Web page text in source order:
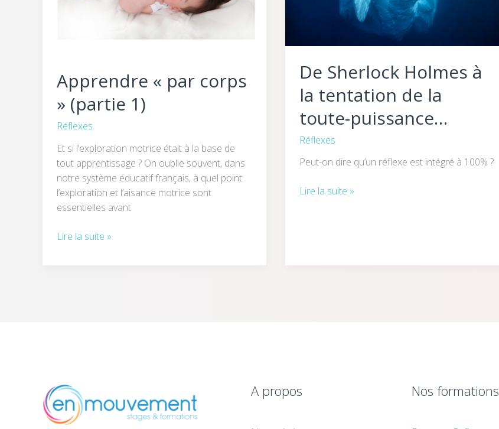
Apprendre « par corps
» (partie 1)
Réflexes
Et si l’exploration motrice était à la base de
tout apprentissage ? On oublie souvent, dans
notre système éducatif français, à quel point
l’exploration et l’aisance motrice sont
essentielles avant
Lire la suite »
De Sherlock Holmes à
la tentation de la
toute-puissance…
Réflexes
Peut-on dire qu’un réflexe est intégré à 100% ?
Lire la suite »
A propos Nos formations